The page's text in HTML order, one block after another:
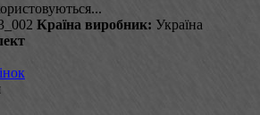
Країна виробник: Україна